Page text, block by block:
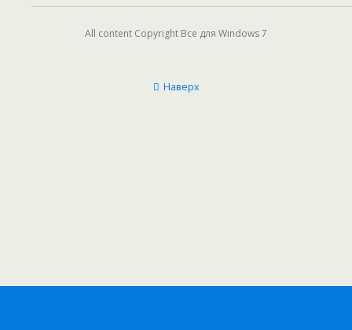
All content Copyright Все для Windows 7
Наверх